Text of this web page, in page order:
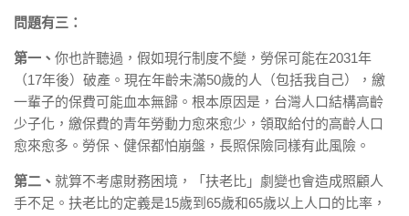
問題有三：
第一、 你也許聽過，假如現行制度不變，勞保可能在2031年
（17年後）破產。現在年齡未滿50歲的人（包括我自己），繳
一輩子的保費可能血本無歸。根本原因是，台灣人口結構高齡
少子化，繳保費的青年勞動力愈來愈少，領取給付的高齡人口
愈來愈多。勞保、健保都怕崩盤，長照保險同樣有此風險。
第二、 就算不考慮財務困境，「扶老比」劇變也會造成照顧人
手不足。扶老比的定義是15歲到65歲和65歲以上人口的比率，